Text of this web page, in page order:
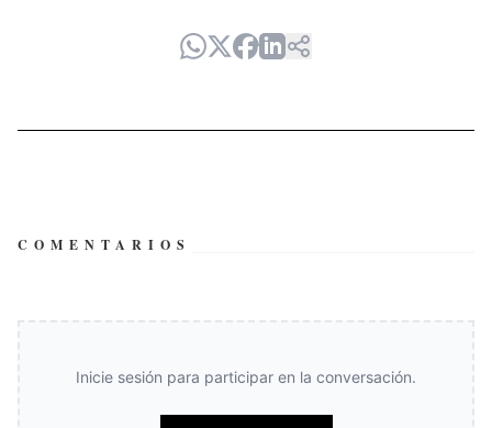
COMENTARIOS
Inicie sesión para participar en la conversación.